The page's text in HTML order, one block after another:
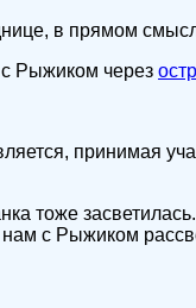
в прямом
Рыжиком через
принимая
тоже
нам с Рыжиком